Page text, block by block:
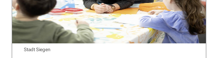
Stadt Siegen